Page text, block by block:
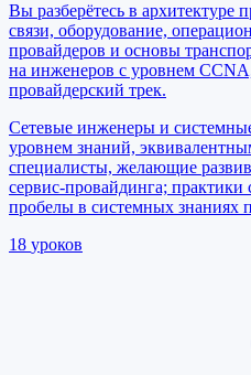
Вы разберётесь в архитектуре
связи, оборудование,
провайдеров и основы
на инженеров с уровнем
провайдерский трек.
Сетевые инженеры и
уровнем знаний,
специалисты, желающие
сервис-провайдинга;
пробелы в системных знаниях
18 уроков